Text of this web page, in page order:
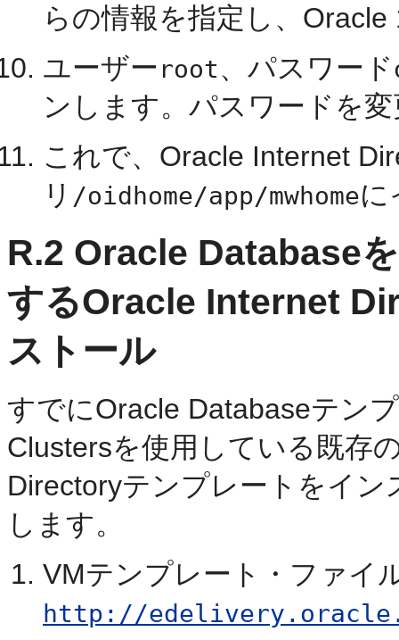
らの情報を指定し、Oracle
ユーザー root、パスワード
ンします。パスワードを
これで、Oracle Internet
リ /oidhome/app/mwhomeに
R.2 Oracle Database
するOracle Internet
ストール
すでにOracle Databaseテン
Clustersを使用している既存
Directoryテンプレートをイ
します。
VMテンプレート・ファイ
http://